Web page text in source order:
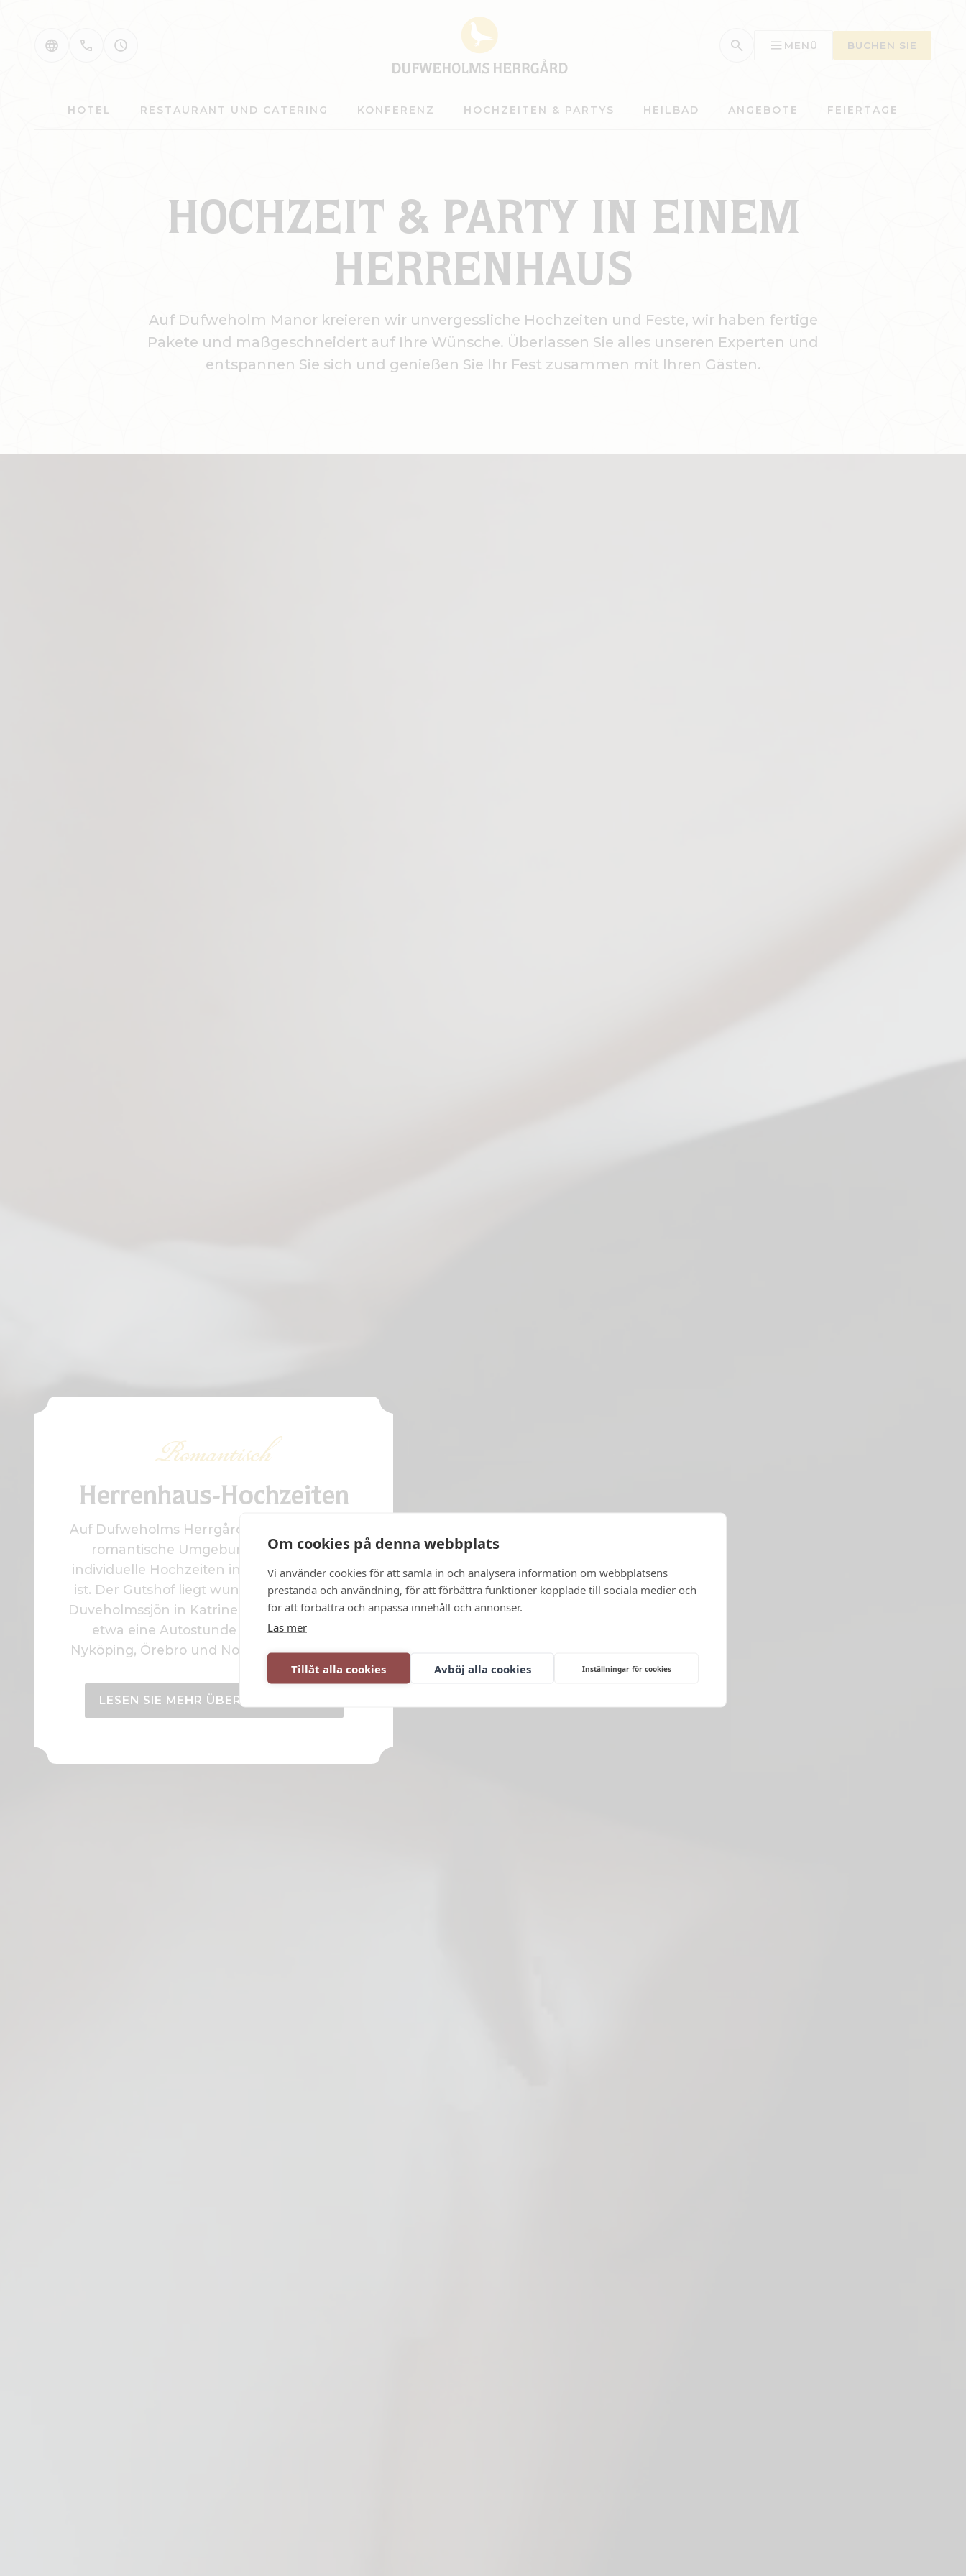
Om cookies på denna webbplats
Vi använder cookies för att samla in och analysera information om webbplatsens
prestanda och användning, för att förbättra funktioner kopplade till sociala medier och
för att förbättra och anpassa innehåll och annonser.
Läs mer
Tillåt alla cookies Avböj alla cookies Inställningar för cookies
MENÜ BUCHEN SIE
HOTEL RESTAURANT UND CATERING KONFERENZ HOCHZEITEN & PARTYS HEILBAD ANGEBOTE FEIERTAGE
HOCHZEIT & PARTY IN EINEM
HERRENHAUS
Auf Dufweholm Manor kreieren wir unvergessliche Hochzeiten und Feste, wir haben fertige
Pakete und maßgeschneidert auf Ihre Wünsche. Überlassen Sie alles unseren Experten und
entspannen Sie sich und genießen Sie Ihr Fest zusammen mit Ihren Gästen.
Romantisch
Herrenhaus-Hochzeiten
Auf Dufweholms Herrgård erwartet Sie eine
romantische Umgebung, die ideal für
individuelle Hochzeiten in kleinen Gruppen
ist. Der Gutshof liegt wunderschön am See
Duveholmssjön in Katrineholm in Sörmland,
etwa eine Autostunde von Linköping,
Nyköping, Örebro und Norrköping entfernt.
LESEN SIE MEHR ÜBER HOCHZEITEN